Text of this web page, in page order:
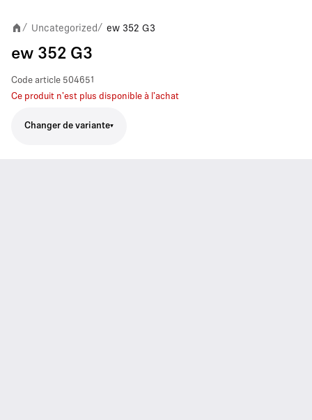
/ Uncategorized/ ew 352 G3
ew 352 G3
Code article 504651
Ce produit n'est plus disponible à l'achat
Changer de variante